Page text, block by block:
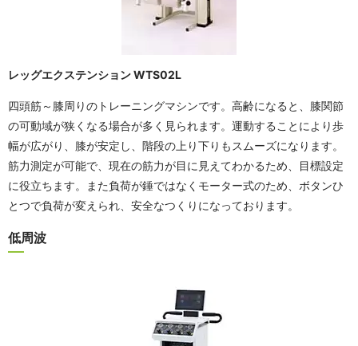
レッグエクステンション WTS02L
四頭筋～膝周りのトレーニングマシンです。高齢になると、膝関節
の可動域が狭くなる場合が多く見られます。運動することにより歩
幅が広がり、膝が安定し、階段の上り下りもスムーズになります。
筋力測定が可能で、現在の筋力が目に見えてわかるため、目標設定
に役立ちます。また負荷が錘ではなくモーター式のため、ボタンひ
とつで負荷が変えられ、安全なつくりになっております。
低周波